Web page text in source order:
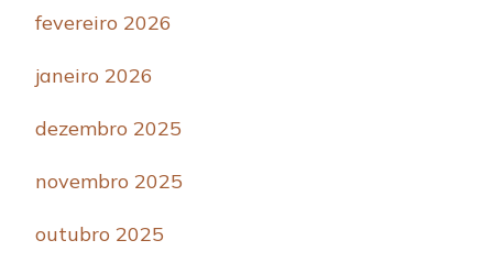
fevereiro 2026
janeiro 2026
dezembro 2025
novembro 2025
outubro 2025